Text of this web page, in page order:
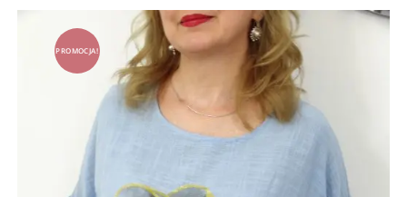
PROMOCJA!